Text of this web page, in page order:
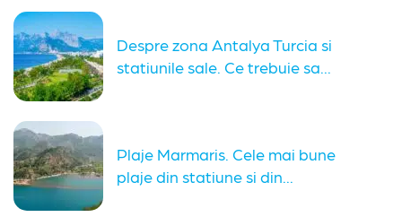
Despre zona Antalya Turcia si
statiunile sale. Ce trebuie sa...
Plaje Marmaris. Cele mai bune
plaje din statiune si din...